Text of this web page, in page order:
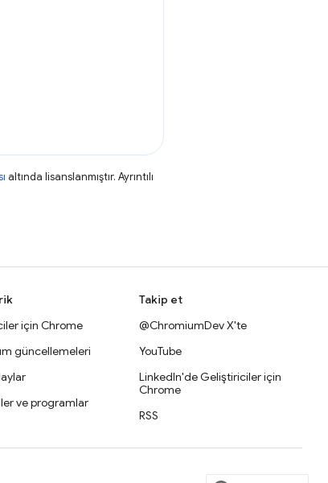
altında lisanslanmıştır. Ayrıntılı
için Chrome
güncellemeleri
ve programlar
Takip et
@ChromiumDev X'te
YouTube
LinkedIn'de Geliştiriciler için
Chrome
RSS